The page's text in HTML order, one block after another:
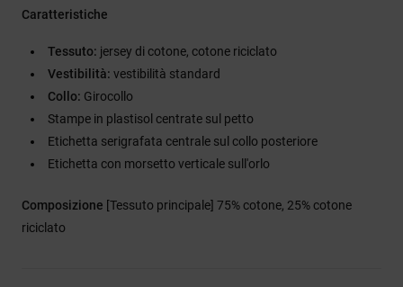
Caratteristiche
Tessuto: jersey di cotone, cotone riciclato
Vestibilità: vestibilità standard
Collo: Girocollo
Stampe in plastisol centrate sul petto
Etichetta serigrafata centrale sul collo posteriore
Etichetta con morsetto verticale sull'orlo
Composizione [Tessuto principale] 75% cotone, 25% cotone
riciclato